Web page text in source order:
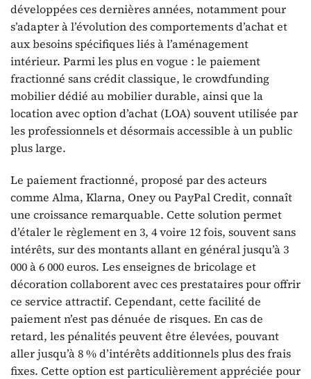
développées ces dernières années, notamment pour
s’adapter à l’évolution des comportements d’achat et
aux besoins spécifiques liés à l’aménagement
intérieur. Parmi les plus en vogue : le paiement
fractionné sans crédit classique, le crowdfunding
mobilier dédié au mobilier durable, ainsi que la
location avec option d’achat (LOA) souvent utilisée par
les professionnels et désormais accessible à un public
plus large.
Le paiement fractionné, proposé par des acteurs
comme Alma, Klarna, Oney ou PayPal Credit, connaît
une croissance remarquable. Cette solution permet
d’étaler le règlement en 3, 4 voire 12 fois, souvent sans
intérêts, sur des montants allant en général jusqu’à 3
000 à 6 000 euros. Les enseignes de bricolage et
décoration collaborent avec ces prestataires pour offrir
ce service attractif. Cependant, cette facilité de
paiement n’est pas dénuée de risques. En cas de
retard, les pénalités peuvent être élevées, pouvant
aller jusqu’à 8 % d’intérêts additionnels plus des frais
fixes. Cette option est particulièrement appréciée pour